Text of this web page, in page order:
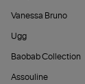
Vanessa Bruno
Ugg
Baobab Collection
Assouline